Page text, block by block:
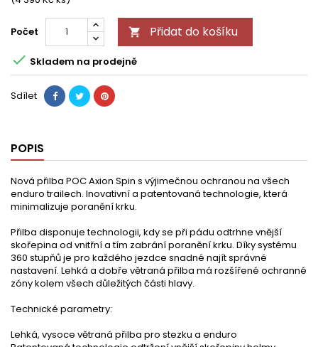
Počet  Přidat do košíku
 Skladem na prodejně
Sdílet
POPIS
Nová přilba POC Axion Spin s výjimečnou ochranou na všech
enduro trailech. Inovativní a patentovaná technologie, která
minimalizuje poranění krku.
Přilba disponuje technologii, kdy se při pádu odtrhne vnější
skořepina od vnitřní a tím zabrání poranění krku. Díky systému
360 stupňů je pro každého jezdce snadné najít správné
nastavení. Lehká a dobře větraná přilba má rozšířené ochranné
zóny kolem všech důležitých části hlavy.
Technické parametry:
Lehká, vysoce větraná přilba pro stezku a enduro